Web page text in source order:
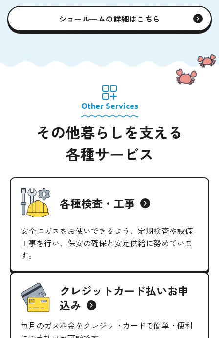
ショールームの詳細はこちら
Other Services
その他暮らしを支える
各種サービス
各種検査・工事
安全にガスをお使いできるよう、定期検査や設備
工事を行い、保安の確保と安定供給に努めていま
す。
クレジットカード払いお申
込み
毎月のガス料金をクレジットカードで簡単・便利